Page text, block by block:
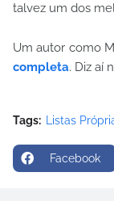
talvez um dos
Um autor como
completa. Diz aí
Tags: Listas
Facebook